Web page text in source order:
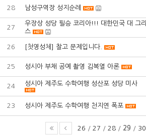
28 남성구역장 성지순례
27
우장상 성당 필승 코리아!!! 대한민국 대 그리
스
26 [첫영성체] 찰고 문제입니다.
25 성시아 부채 공예 촬영 김복열 아론
24 성시아 제주도 수학여행 성산포 성당 미사
23 성시아 제주도 수학여행 천지연 폭포
26 / 27 / 28 / 29 / 30